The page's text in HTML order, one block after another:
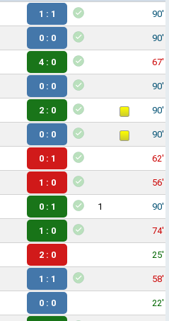
1 : 1 90'
0 : 0 90'
4 : 0 67'
0 : 0 90'
2 : 0 90'
0 : 0 90'
0 : 1 62'
1 : 0 56'
0 : 1 1 90'
1 : 0 74'
2 : 0 25'
1 : 1 58'
0 : 0 22'